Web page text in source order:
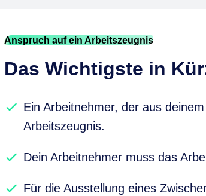
Anspruch auf ein Arbeitszeugnis
Das Wichtigste in
Ein Arbeitnehmer, der aus
Arbeitszeugnis.
Dein Arbeitnehmer muss das
Für die Ausstellung eines